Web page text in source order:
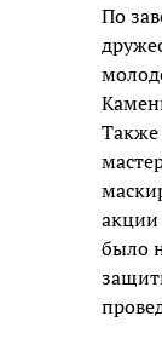
По
Также
было